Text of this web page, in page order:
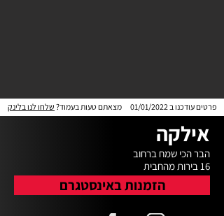
01/01/2022 מצאתם טעות בעמוד? שלחו לנו בלינק פרטים עודכנו ב
אילקה
16 בירות מהחבית
הזמנות באינסטגרם